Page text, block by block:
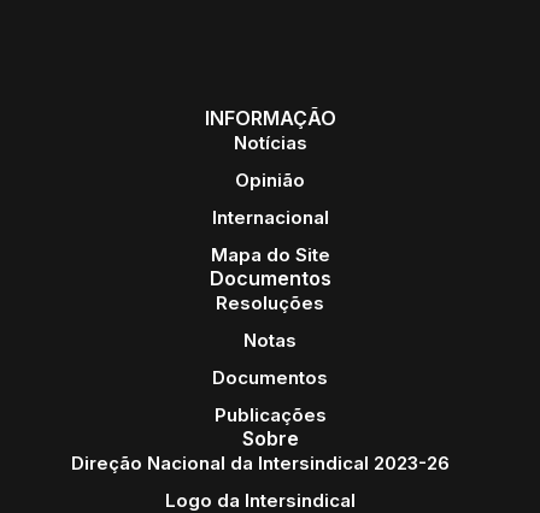
INFORMAÇÃO
Notícias
Opinião
Internacional
Mapa do Site
Documentos
Resoluções
Notas
Documentos
Publicações
Sobre
Direção Nacional da Intersindical 2023-26
Logo da Intersindical